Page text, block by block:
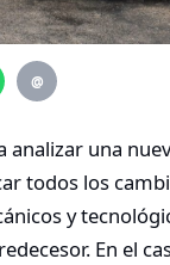
@
analizar una
todos los
y
En el